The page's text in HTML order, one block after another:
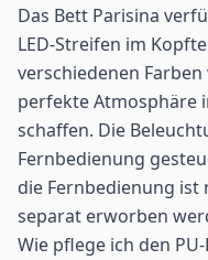
Das Bett Parisina
LED-Streifen im
verschiedenen
perfekte Atmosphäre
schaffen. Die
Fernbedienung
die Fernbedienung
separat erworben
Wie pflege ich den